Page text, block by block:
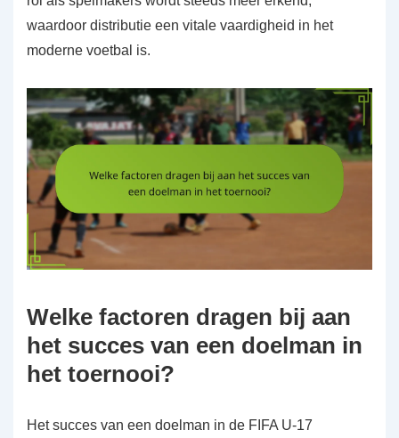
waardoor distributie een vitale vaardigheid in het
moderne voetbal is.
Welke factoren dragen bij aan
het succes van een doelman in
het toernooi?
Het succes van een doelman in de FIFA U-17